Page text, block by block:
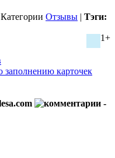
Категории Отзывы | Тэги:
1+
карточек
-